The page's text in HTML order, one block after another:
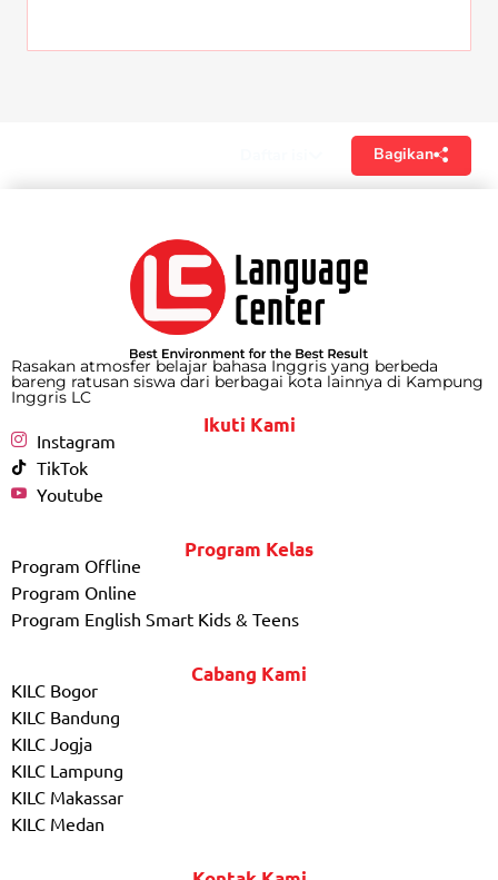
Bagikan
Rasakan atmosfer belajar bahasa Inggris yang berbeda
bareng ratusan siswa dari berbagai kota lainnya di Kampung
Inggris LC
Ikuti Kami
Instagram
TikTok
Youtube
Program Kelas
Program Offline
Program Online
Program English Smart Kids & Teens
Cabang Kami
KILC Bogor
KILC Bandung
KILC Jogja
KILC Lampung
KILC Makassar
KILC Medan